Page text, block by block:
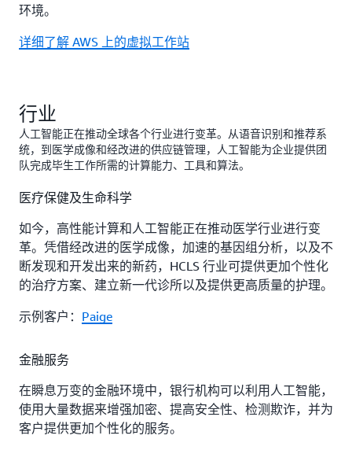
环境。
详细了解 AWS 上的虚拟工作站
行业
人工智能正在推动全球各个行业进行变革。从语音识别和推荐系
统，到医学成像和经改进的供应链管理，人工智能为企业提供团
队完成毕生工作所需的计算能力、工具和算法。
医疗保健及生命科学
如今，高性能计算和人工智能正在推动医学行业进行变
革。凭借经改进的医学成像，加速的基因组分析，以及不
断发现和开发出来的新药，HCLS 行业可提供更加个性化
的治疗方案、建立新一代诊所以及提供更高质量的护理。
示例客户： Paige
金融服务
在瞬息万变的金融环境中，银行机构可以利用人工智能，
使用大量数据来增强加密、提高安全性、检测欺诈，并为
客户提供更加个性化的服务。